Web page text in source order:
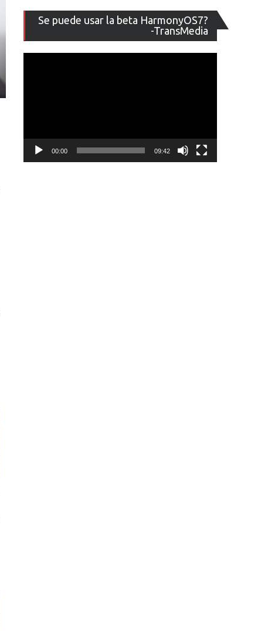
Se puede usar la beta HarmonyOS7?
-TransMedia
de
vídeo
00:00 09:42